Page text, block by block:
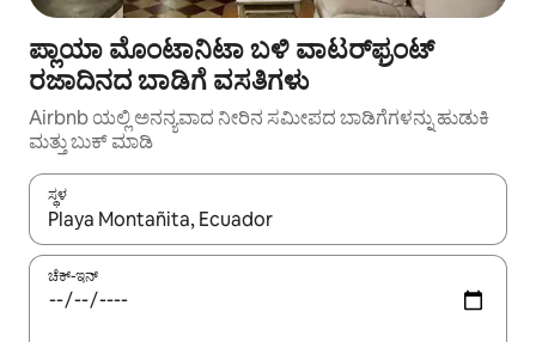
ಪ್ಲಾಯಾ ಮೊಂಟಾನಿಟಾ ಬಳಿ ವಾಟರ್‌ಫ್ರಂಟ್
ರಜಾದಿನದ ಬಾಡಿಗೆ ವಸತಿಗಳು
Airbnb ಯಲ್ಲಿ ಅನನ್ಯವಾದ ನೀರಿನ ಸಮೀಪದ ಬಾಡಿಗೆಗಳನ್ನು ಹುಡುಕಿ
ಮತ್ತು ಬುಕ್ ಮಾಡಿ
ಸ್ಥಳ
ಫಲಿತಾಂಶಗಳು ಲಭ್ಯವಿರುವಾಗ, ಅಪ್ ಮತ್ತು ಡೌನ್ ಬಾಣದ ಕೀಲಿಗಳೊಂದಿಗೆ
ಚೆಕ್-ಇನ್